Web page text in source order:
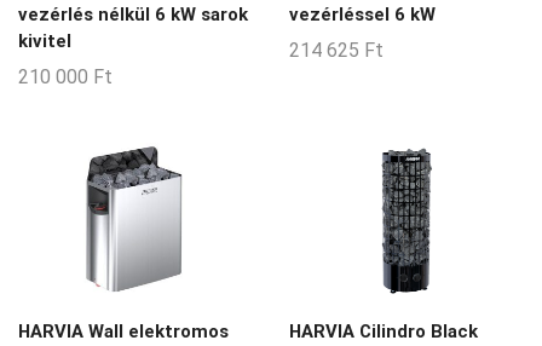
vezérlés nélkül 6 kW sarok
kivitel
210 000 Ft
vezérléssel 6 kW
214 625 Ft
HARVIA Wall elektromos
HARVIA Cilindro Black